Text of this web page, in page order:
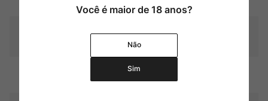
14,0%
Você é maior de 18 anos?
Não
Sim